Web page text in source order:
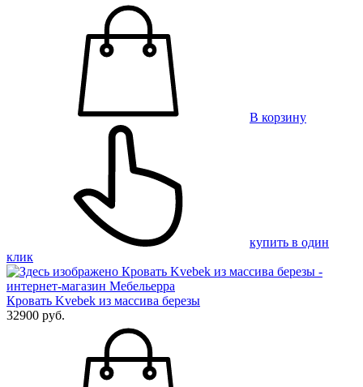
В корзину
купить в один
клик
Кровать Kvebek из массива березы
32900 руб.